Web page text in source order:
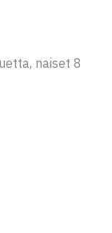
naiset 8